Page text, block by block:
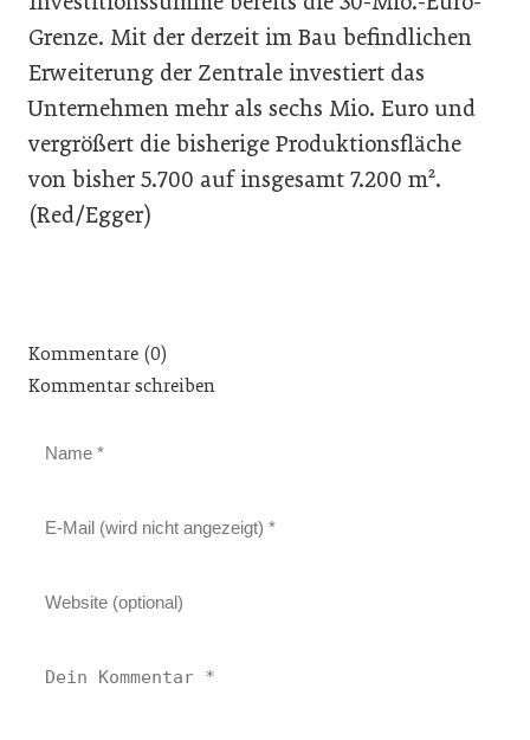
Grenze. Mit der derzeit im Bau befindlichen
Erweiterung der Zentrale investiert das
Unternehmen mehr als sechs Mio. Euro und
vergrößert die bisherige Produktionsfläche
von bisher 5.700 auf insgesamt 7.200 m².
(Red/Egger)
Kommentare (0)
Kommentar schreiben